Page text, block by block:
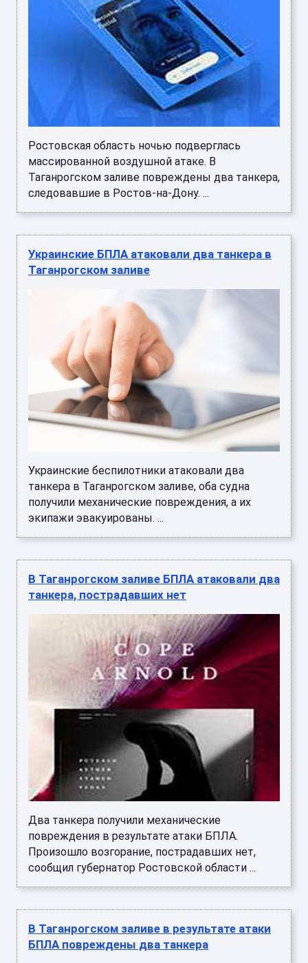
Ростовская область ночью подверглась
массированной воздушной атаке. В
Таганрогском заливе повреждены два танкера,
следовавшие в Ростов-на-Дону. ...
Украинские БПЛА атаковали два танкера в
Таганрогском заливе
Украинские беспилотники атаковали два
танкера в Таганрогском заливе, оба судна
получили механические повреждения, а их
экипажи эвакуированы. ...
В Таганрогском заливе БПЛА атаковали два
танкера, пострадавших нет
Два танкера получили механические
повреждения в результате атаки БПЛА.
Произошло возгорание, пострадавших нет,
сообщил губернатор Ростовской области ...
В Таганрогском заливе в результате атаки
БПЛА повреждены два танкера